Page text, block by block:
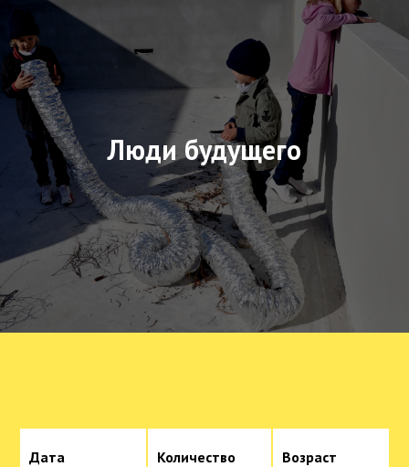
Люди будущего
Дата
Количество
Возраст